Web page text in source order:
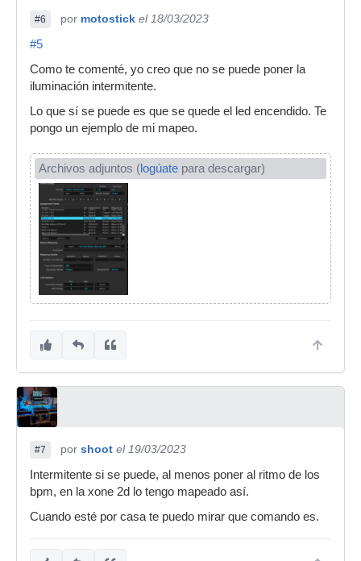
#6 por motostick el 18/03/2023
#5
Como te comenté, yo creo que no se puede poner la
iluminación intermitente.
Lo que sí se puede es que se quede el led encendido. Te
pongo un ejemplo de mi mapeo.
Archivos adjuntos (logúate para descargar)
#7 por shoot el 19/03/2023
Intermitente si se puede, al menos poner al ritmo de los
bpm, en la xone 2d lo tengo mapeado así.
Cuando esté por casa te puedo mirar que comando es.